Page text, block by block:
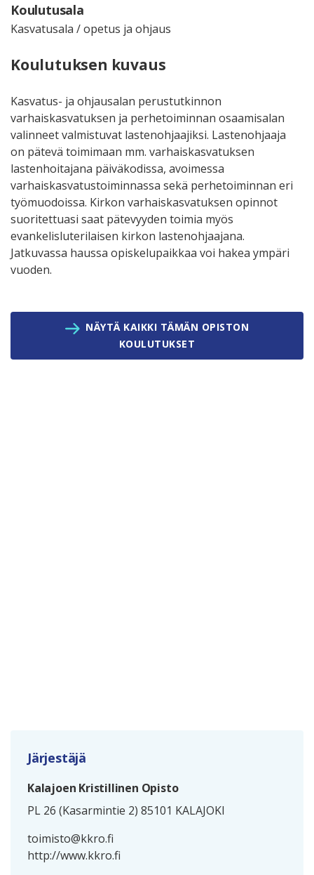
Koulutusala
Kasvatusala / opetus ja ohjaus
Koulutuksen kuvaus
Kasvatus- ja ohjausalan perustutkinnon
varhaiskasvatuksen ja perhetoiminnan osaamisalan
valinneet valmistuvat lastenohjaajiksi. Lastenohjaaja
on pätevä toimimaan mm. varhaiskasvatuksen
lastenhoitajana päiväkodissa, avoimessa
varhaiskasvatustoiminnassa sekä perhetoiminnan eri
työmuodoissa. Kirkon varhaiskasvatuksen opinnot
suoritettuasi saat pätevyyden toimia myös
evankelisluterilaisen kirkon lastenohjaajana.
Jatkuvassa haussa opiskelupaikkaa voi hakea ympäri
vuoden.
NÄYTÄ KAIKKI TÄMÄN OPISTON
KOULUTUKSET
Järjestäjä
Kalajoen Kristillinen Opisto
PL 26 (Kasarmintie 2) 85101 KALAJOKI
toimisto@kkro.fi
http://www.kkro.fi